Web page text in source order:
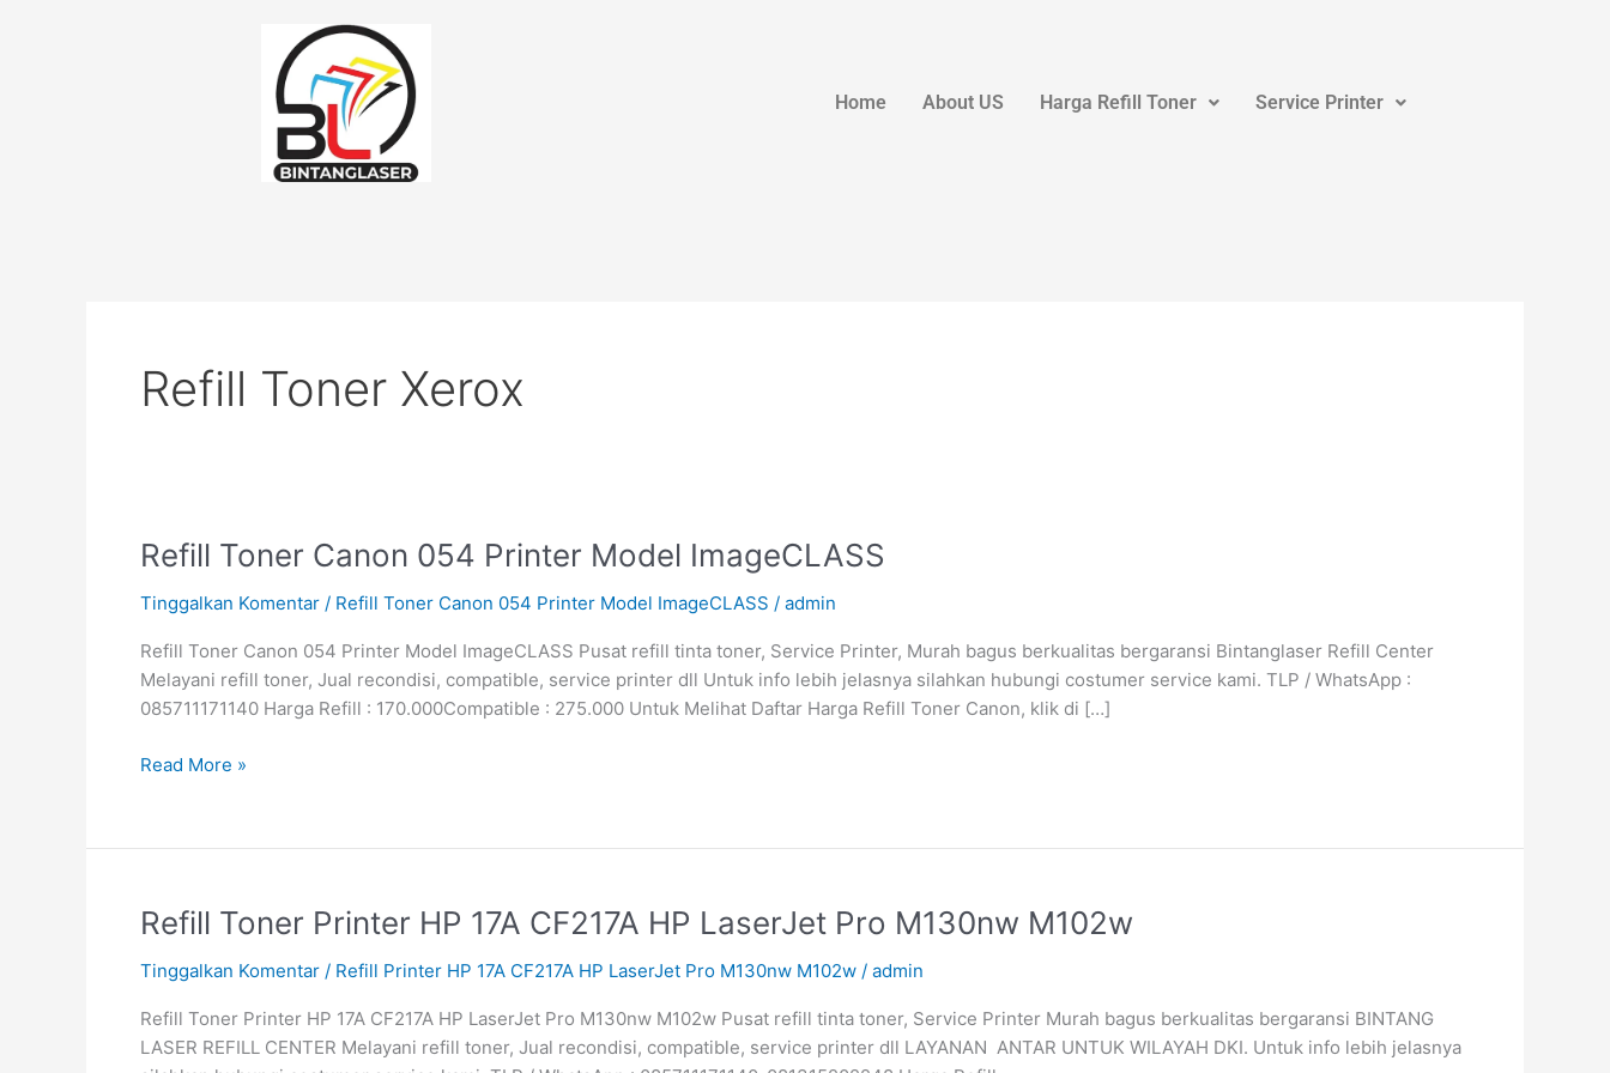
Home
About US Harga Refill Toner Service Printer
Refill Toner Xerox
Refill Toner Canon 054 Printer Model ImageCLASS
Tinggalkan Komentar / Refill Toner Canon 054 Printer Model ImageCLASS / admin
Refill Toner Canon 054 Printer Model ImageCLASS Pusat refill tinta toner, Service Printer, Murah bagus berkualitas bergaransi Bintanglaser Refill Center
Melayani refill toner, Jual recondisi, compatible, service printer dll Untuk info lebih jelasnya silahkan hubungi costumer service kami. TLP / WhatsApp :
085711171140 Harga Refill : 170.000Compatible : 275.000 Untuk Melihat Daftar Harga Refill Toner Canon, klik di […]
Refill
Canon
Printer
Model
ImageCLASS
Read More »
Refill Toner Printer HP 17A CF217A HP LaserJet Pro M130nw M102w
Tinggalkan Komentar / Refill Printer HP 17A CF217A HP LaserJet Pro M130nw M102w / admin
Refill Toner Printer HP 17A CF217A HP LaserJet Pro M130nw M102w Pusat refill tinta toner, Service Printer Murah bagus berkualitas bergaransi BINTANG
LASER REFILL CENTER Melayani refill toner, Jual recondisi, compatible, service printer dll LAYANAN ANTAR UNTUK WILAYAH DKI. Untuk info lebih jelasnya
Refill
Printer
17A
CF217A